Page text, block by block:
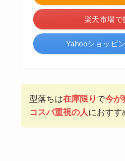
楽天市場で
Yahooショッピ
型落ちは在庫限り で今が
コスパ重視の人におすす